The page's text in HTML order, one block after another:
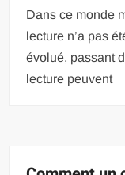
Dans ce monde
lecture n’a pas
évolué, passant
lecture peuvent